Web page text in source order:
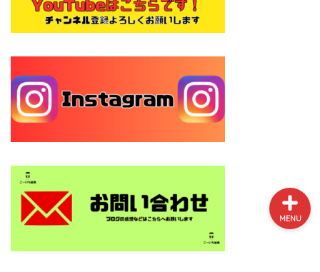
MENU
サイトマップ
お問い合わせ